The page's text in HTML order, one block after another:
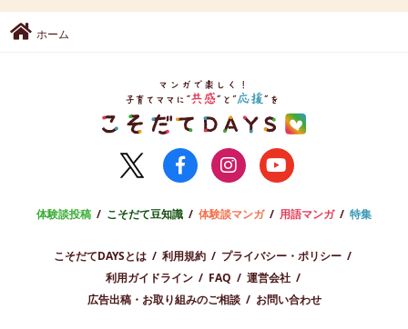
ホーム
体験談投稿 こそだて豆知識 体験談マンガ 用語マンガ 特集
こそだてDAYSとは 利用規約
プライバシー・ポリシー
利用ガイドライン
FAQ
運営会社
広告出稿・お取り組みのご相談
お問い合わせ